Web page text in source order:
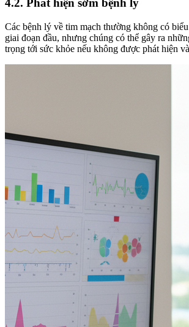
4.2. Phát hiện sớm bệnh lý
Các bệnh lý về tim mạch thường không có
giai đoạn đầu, nhưng chúng có thể gây ra
trọng tới sức khỏe nếu không được phát hiện